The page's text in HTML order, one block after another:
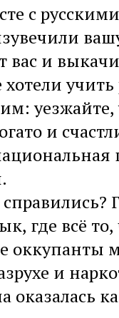
с
вас и
и
где всё
оккупанты
и
оказалась